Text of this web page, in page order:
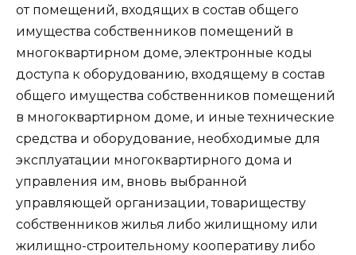
от помещений, входящих в состав общего
имущества собственников помещений в
многоквартирном доме, электронные коды
доступа к оборудованию, входящему в состав
общего имущества собственников помещений
в многоквартирном доме, и иные технические
средства и оборудование, необходимые для
эксплуатации многоквартирного дома и
управления им, вновь выбранной
управляющей организации, товариществу
собственников жилья либо жилищному или
жилищно-строительному кооперативу либо